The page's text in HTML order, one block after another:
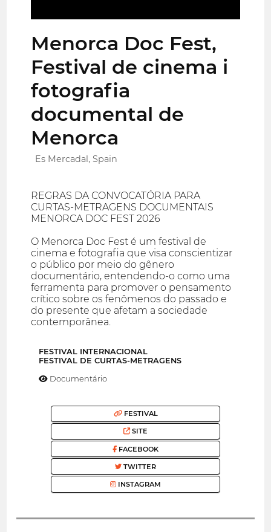
Menorca Doc Fest,
Festival de cinema i
fotografia
documental de
Menorca
Es Mercadal, Spain
REGRAS DA CONVOCATÓRIA PARA
CURTAS-METRAGENS DOCUMENTAIS
MENORCA DOC FEST 2026
O Menorca Doc Fest é um festival de
cinema e fotografia que visa conscientizar
o público por meio do gênero
documentário, entendendo-o como uma
ferramenta para promover o pensamento
crítico sobre os fenômenos do passado e
do presente que afetam a sociedade
contemporânea.
FESTIVAL INTERNACIONAL
FESTIVAL DE CURTAS-METRAGENS
Documentário
FESTIVAL
SITE
FACEBOOK
TWITTER
INSTAGRAM